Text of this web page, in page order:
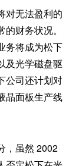
对无法盈利的
财务状况。
务将成为松下
及光学磁盘驱
公司还计划对
晶面板生产线
，虽然 2002